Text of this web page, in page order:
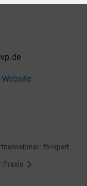
fb>xpert
Praxis